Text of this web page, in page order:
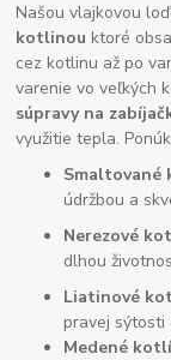
Našou vlajkovou
kotlinou ktoré
cez kotlinu až po
varenie vo veľkých
súpravy na
využitie tepla.
Smaltované
údržbou a
Nerezové
dlhou
Liatinové
pravej sýtosti
Medené